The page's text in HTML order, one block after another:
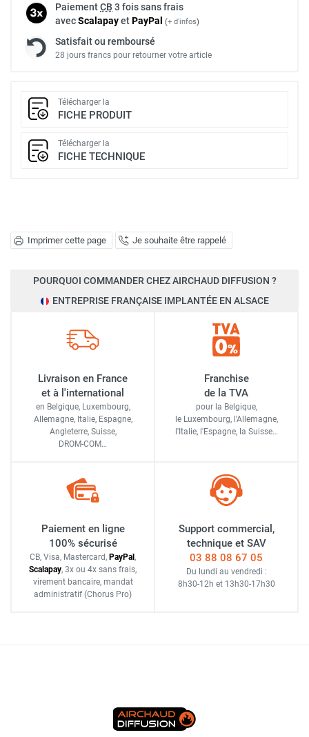
Imprimer cette page Je souhaite être rappelé
PaiementCB 3 fois sans frais
avecScalapayetPayPal (+ d'infos)
Satisfait ou remboursé
28 jours francs pour retourner votre article
Télécharger la
FICHE PRODUIT
Télécharger la
FICHE TECHNIQUE
POURQUOI COMMANDER CHEZ AIRCHAUD DIFFUSION ?
ENTREPRISE FRANÇAISE IMPLANTÉE EN ALSACE
Livraison en France
et à l'international
en Belgique, Luxembourg,
Allemagne, Italie, Espagne,
Angleterre, Suisse,
DROM-COM…
Franchise
de la TVA
pour la Belgique,
le Luxembourg, l'Allemagne,
l'Italie, l'Espagne, la Suisse…
Paiement en ligne
100% sécurisé
CB, Visa, Mastercard, PayPal ,
Scalapay, 3x ou 4x sans frais,
virement bancaire, mandat
administratif (Chorus Pro)
Support commercial,
technique et SAV
03 88 08 67 05
Du lundi au vendredi :
8h30-12h et 13h30-17h30